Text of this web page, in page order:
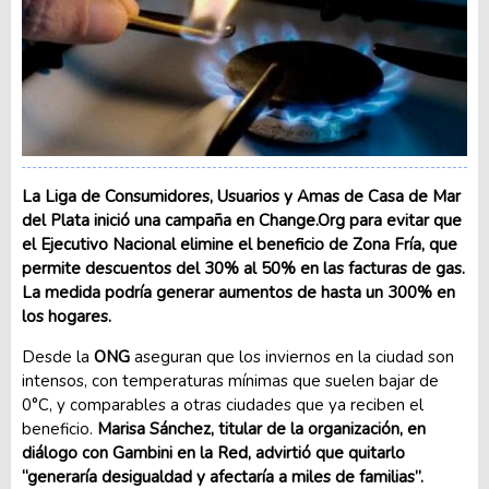
La Liga de Consumidores, Usuarios y Amas de Casa de Mar
del Plata inició una campaña en Change.Org para evitar que
el Ejecutivo Nacional elimine el beneficio de Zona Fría, que
permite descuentos del 30% al 50% en las facturas de gas.
La medida podría generar aumentos de hasta un 300% en
los hogares.
Desde la ONG aseguran que los inviernos en la ciudad son
intensos, con temperaturas mínimas que suelen bajar de
0°C, y comparables a otras ciudades que ya reciben el
beneficio. Marisa Sánchez, titular de la organización, en
diálogo con Gambini en la Red, advirtió que quitarlo
“generaría desigualdad y afectaría a miles de familias”.